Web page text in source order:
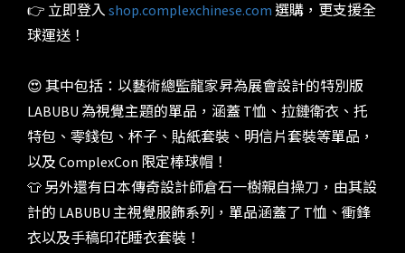
👉 立即登入 shop.complexchinese.com 選購，更支援全
球運送！
😍 其中包括：以藝術總監龍家昇為展會設計的特別版
LABUBU 為視覺主題的單品，涵蓋 T恤、拉鏈衛衣、托
特包、零錢包、杯子、貼紙套裝、明信片套裝等單品，
以及 ComplexCon 限定棒球帽！
👕 另外還有日本傳奇設計師倉石一樹親自操刀，由其設
計的 LABUBU 主視覺服飾系列，單品涵蓋了 T恤、衝鋒
衣以及手稿印花睡衣套裝！